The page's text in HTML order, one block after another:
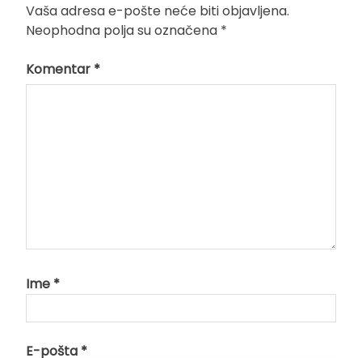
Vaša adresa e-pošte neće biti objavljena.
Neophodna polja su označena *
Komentar *
Ime *
E-pošta *